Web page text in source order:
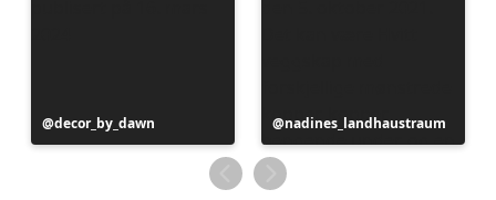
Innlegg
publisert
decor_by_dawn
Innlegg
publisert
av
nadines_landhaustraum